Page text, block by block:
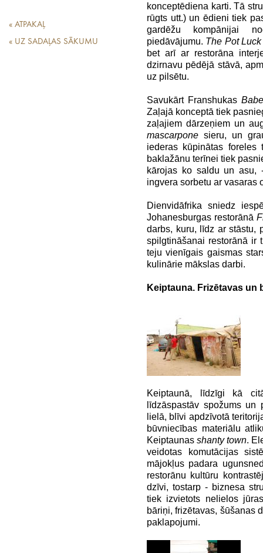
« ATPAKAĻ
« UZ SADAĻAS SĀKUMU
konceptēdiena karti. Tā
rūgts utt.) un ēdieni tiek
gardēžu kompānijai
piedāvājumu. The Pot
bet arī ar restorāna
dzirnavu pēdējā stāvā,
uz pilsētu.
Savukārt Franshukas
Zaļajā konceptā tiek
zaļajiem dārzeņiem un
mascarpone sieru, un
iederas kūpinātas
baklažānu terīnei tiek
kārojas ko saldu un asu,
ingvera sorbetu ar vasaras
Dienvidāfrika sniedz
Johanesburgas restorānā
darbs, kuru, līdz ar stāstu,
spilgtināšanai restorānā ir
teju vienīgais gaismas
kulinārie mākslas darbi.
Keiptauna. Frizētavas
Keiptaunā, līdzīgi kā
līdzāspastāv spožums un
lielā, blīvi apdzīvotā
būvniecības materiālu
Keiptaunasshanty town.
veidotas komutācijas
mājokļus padara
restorānu kultūru
dzīvi, tostarp - biznesa
tiek izvietots nelielos
bāriņi, frizētavas, šūšanas
paklapojumi.